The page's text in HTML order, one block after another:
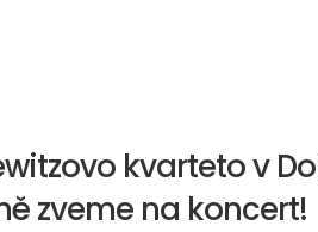
kvarteto v
zveme na koncert!